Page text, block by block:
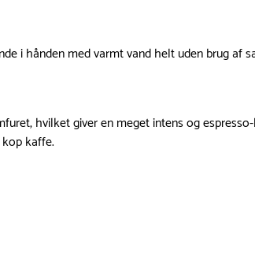
i hånden med varmt vand helt uden brug
hvilket giver en meget intens og
kaffe.